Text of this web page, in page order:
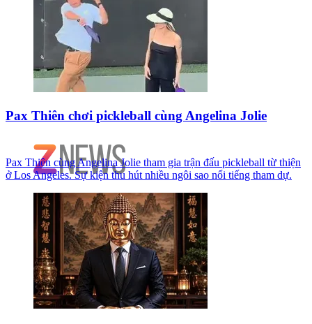
Pax Thiên chơi pickleball cùng Angelina Jolie
Pax Thiên cùng Angelina Jolie tham gia trận đấu pickleball từ thiện
ở Los Angeles. Sự kiện thu hút nhiều ngôi sao nổi tiếng tham dự.